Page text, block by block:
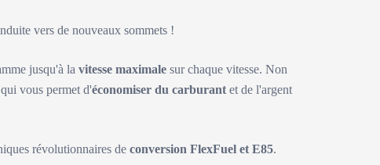
vers de nouveaux sommets !
jusqu'à la vitesse maximale sur chaque vitesse. Non
vous permet d'économiser du carburant et de l'argent
révolutionnaires de conversion FlexFuel et E85.